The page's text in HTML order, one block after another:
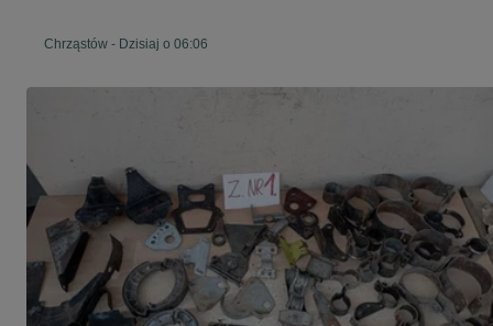
Chrząstów - Dzisiaj o 06:06